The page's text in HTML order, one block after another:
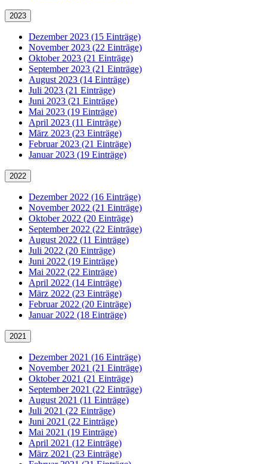
2023
Dezember 2023 (15 Einträge)
November 2023 (22 Einträge)
Oktober 2023 (21 Einträge)
September 2023 (21 Einträge)
August 2023 (14 Einträge)
Juli 2023 (21 Einträge)
Juni 2023 (21 Einträge)
Mai 2023 (19 Einträge)
April 2023 (11 Einträge)
März 2023 (23 Einträge)
Februar 2023 (21 Einträge)
Januar 2023 (19 Einträge)
2022
Dezember 2022 (16 Einträge)
November 2022 (21 Einträge)
Oktober 2022 (20 Einträge)
September 2022 (22 Einträge)
August 2022 (11 Einträge)
Juli 2022 (20 Einträge)
Juni 2022 (19 Einträge)
Mai 2022 (22 Einträge)
April 2022 (14 Einträge)
März 2022 (23 Einträge)
Februar 2022 (20 Einträge)
Januar 2022 (18 Einträge)
2021
Dezember 2021 (16 Einträge)
November 2021 (21 Einträge)
Oktober 2021 (21 Einträge)
September 2021 (22 Einträge)
August 2021 (11 Einträge)
Juli 2021 (22 Einträge)
Juni 2021 (22 Einträge)
Mai 2021 (19 Einträge)
April 2021 (12 Einträge)
März 2021 (23 Einträge)